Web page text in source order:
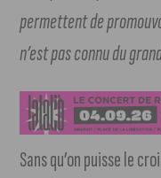
permettent de
n’est pas connu du
Sans qu’on puisse le